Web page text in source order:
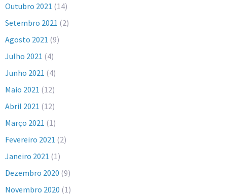
Outubro 2021 (14)
Setembro 2021 (2)
Agosto 2021 (9)
Julho 2021 (4)
Junho 2021 (4)
Maio 2021 (12)
Abril 2021 (12)
Março 2021 (1)
Fevereiro 2021 (2)
Janeiro 2021 (1)
Dezembro 2020 (9)
Novembro 2020 (1)